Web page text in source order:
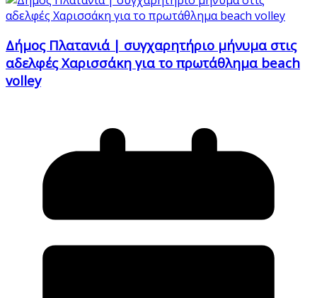
Δήμος Πλατανιά | συγχαρητήριο μήνυμα στις
αδελφές Χαρισσάκη για το πρωτάθλημα beach
volley